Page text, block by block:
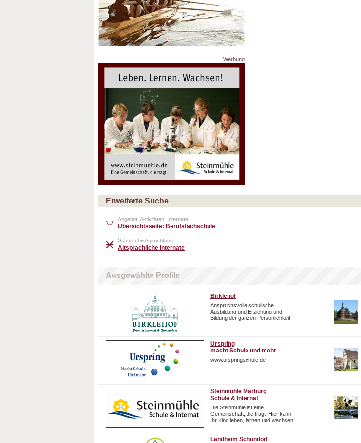
Werbung
Erweiterte Suche
Angebot, Aktivitäten, Internate
Übersichtsseite: Berufsfachschule
Schulische Ausrichtung
Altsprachliche Internate
Ausgewählte Profile
Birklehof
Anspruchsvolle schulische
Ausbildung und Erziehung und
Bildung der ganzen Persönlichkeit
Urspring
macht Schule und mehr
www.urspringschule.de
Steinmühle Marburg
Schule & Internat
Die Steinmühle ist eine
Gemeinschaft, die trägt. Hier kann
Ihr Kind leben, lernen und wachsen!
Landheim Schondorf